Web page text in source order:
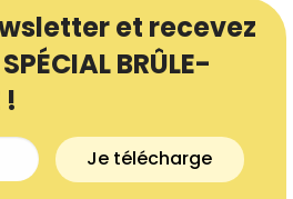
et recevez
BRÛLE-
!
Je télécharge